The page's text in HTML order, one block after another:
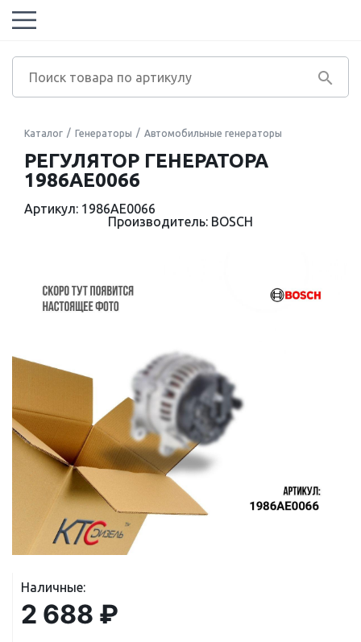
Каталог Генераторы Автомобильные генераторы
РЕГУЛЯТОР ГЕНЕРАТОРА
1986AE0066
Артикул: 1986AE0066
Производитель: BOSCH
Наличные:
2 688 ₽